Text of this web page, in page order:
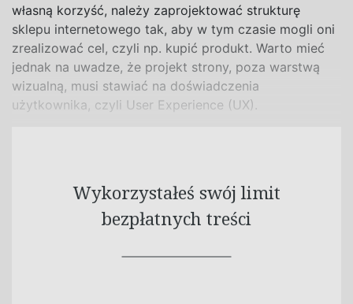
własną korzyść, należy zaprojektować strukturę
sklepu internetowego tak, aby w tym czasie mogli oni
zrealizować cel, czyli np. kupić produkt. Warto mieć
jednak na uwadze, że projekt strony, poza warstwą
wizualną, musi stawiać na doświadczenia
użytkownika, czyli User Experience (UX).
Wykorzystałeś swój limit
bezpłatnych treści